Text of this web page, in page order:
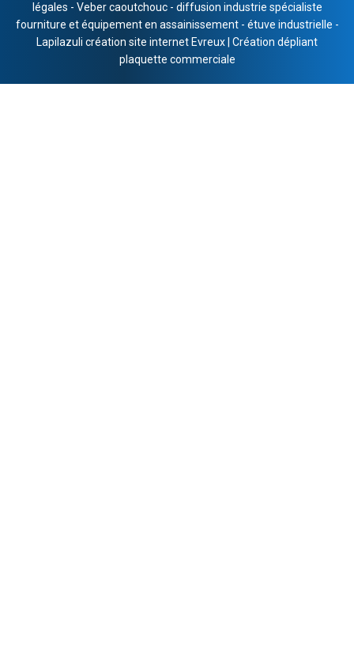
légales - Veber caoutchouc- diffusion industrie spécialiste
fourniture et équipement en assainissement- étuve industrielle -
Lapilazuli création site internet Evreux Création dépliant
plaquette commerciale